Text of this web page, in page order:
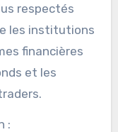
respectés
les institutions
financières
et les
: